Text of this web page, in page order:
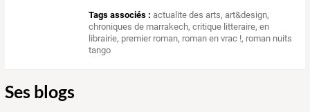
Tags associés : actualite des arts,art&design,
chroniques de marrakech,critique litteraire,en
librairie, premier roman, roman en vrac !, roman nuits
tango
Ses blogs